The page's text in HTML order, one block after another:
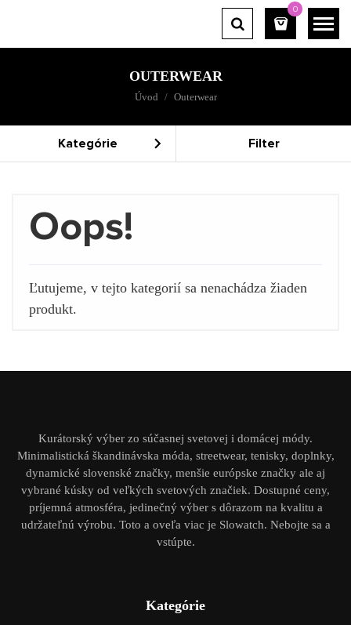
0
OUTERWEAR
Úvod Outerwear
Kategórie Filter
Oops!
Ľutujeme, v tejto kategorií sa nenachádza žiaden
produkt.
Kurátorský výber zo súčasnej svetovej i domácej módy.
Minimalistická škandinávska móda, streetwear, tenisky, doplnky,
dynamické slovenské značky, menšie európske značky ale aj
vybrané kúsky od veľkých svetových značiek. Dostupné ceny,
príjemná atmosféra, jedinečný výber s dôrazom na kvalitu a
udržateľnú výrobu. Toto a oveľa viac je Slowatch. Nebojte sa a
vstúpte.
Kategórie